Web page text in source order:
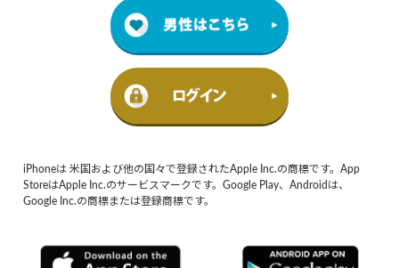
iPhoneは 米国および他の国々で登録されたApple Inc.の商標です。App
StoreはApple Inc.のサービスマークです。Google Play、Androidは、
Google Inc.の商標または登録商標です。